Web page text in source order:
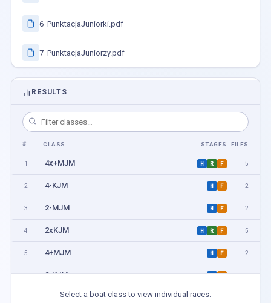
6_PunktacjaJuniorki.pdf
7_PunktacjaJuniorzy.pdf
RESULTS
# CLASS STAGES FILES
1 4x+MJM H R F 5
2 4-KJM H F 2
3 2-MJM H F 2
4 2xKJM H R F 5
5 4+MJM H F 2
6 2-KJM H F 2
4x+KJM H R
Select a boat class to view individual races.